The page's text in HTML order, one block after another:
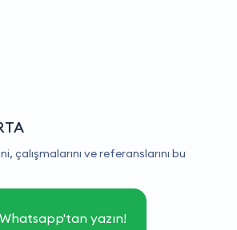
çalışmalarını ve referanslarını bu
Whatsapp'tan yazın!